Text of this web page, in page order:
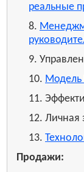
реальные
8.
9.
10. Модель
11.
12. Личная
13.
Продажи: